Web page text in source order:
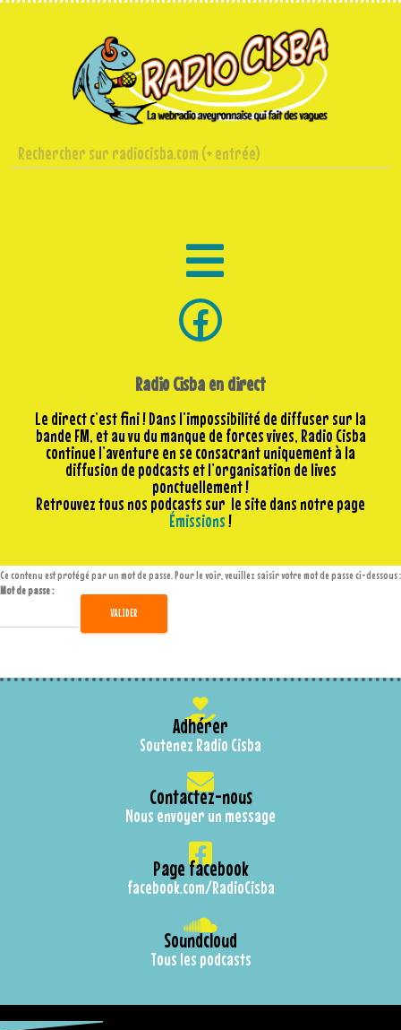
Radio Cisba en direct
Le direct c’est fini ! Dans l’impossibilité de diffuser sur la
bande FM, et au vu du manque de forces vives, Radio Cisba
continue l’aventure en se consacrant uniquement à la
diffusion de podcasts et l’organisation de lives
ponctuellement !
Retrouvez tous nos podcasts sur le site dans notre page
Émissions!
Ce contenu est protégé par un mot de passe. Pour le voir, veuillez saisir votre mot de passe ci-dessous :
Mot de passe :
Adhérer
Soutenez Radio Cisba
Contactez-nous
Nous envoyer un message
Page facebook
facebook.com/RadioCisba
Soundcloud
Tous les podcasts